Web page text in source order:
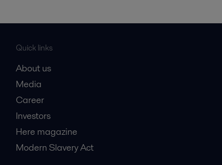
Quick links
About us
Media
Career
Investors
Here magazine
Modern Slavery Act